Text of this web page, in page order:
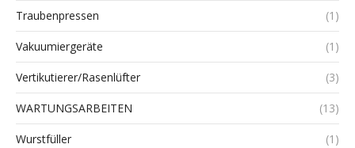
Traubenpressen (1)
Vakuumiergeräte (1)
Vertikutierer/Rasenlüfter (3)
WARTUNGSARBEITEN (13)
Wurstfüller (1)